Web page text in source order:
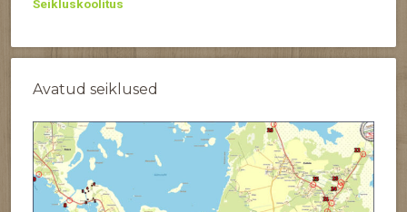
Seikluskoolitus
Avatud seiklused